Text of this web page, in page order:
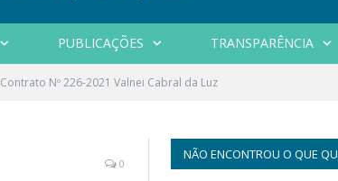
PUBLICAÇÕES TRANSPARÊNCIA
Contrato Nº 226-2021 Valnei Cabral da Luz
0
NÃO ENCONTROU O QUE